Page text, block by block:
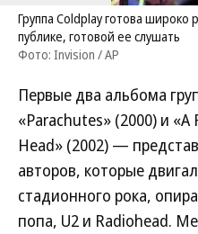
Группа Coldplay готова широко
публике, готовой ее слушать
Фото: Invision / AP
Первые два альбома
«Parachutes» (2000) и
Head» (2002) —
авторов, которые
стадионного рока,
попа, U2 и Radiohead.